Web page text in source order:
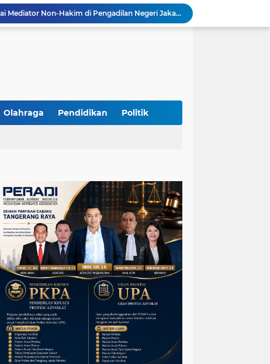
Resmi Terdaftar sebagai Mediator Non-Hakim di Pengadilan Negeri Jakarta Selatan, Yandri, S.H. Siap Mengedepankan Keadilan Melalui Jalur Perdamaian
Yandri SH Kawal APDESI di Gugatan PSN PIK 2, Tegaskan Komitmen pada Supremasi Hukum
ketua LBH DEWAN ADAT BAMUS BETAWI Sapto Wibowo S, S.H. Jalih Pitoeng Salah Alamat Mengenai Statement di Media
Olahraga Pendidikan Politik